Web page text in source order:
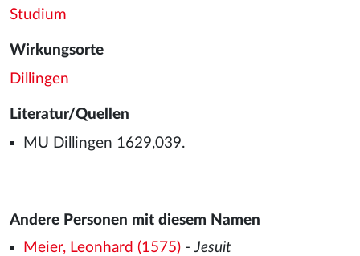
Studium
Wirkungsorte
Dillingen
Literatur/Quellen
MU Dillingen 1629,039.
Andere Personen mit diesem Namen
Meier, Leonhard (1575)-Jesuit